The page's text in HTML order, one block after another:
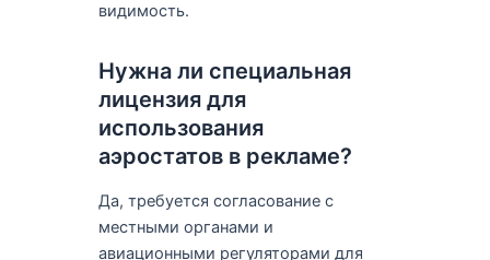
видимость.
Нужна ли специальная
лицензия для
использования
аэростатов в рекламе?
Да, требуется согласование с
местными органами и
авиационными регуляторами для